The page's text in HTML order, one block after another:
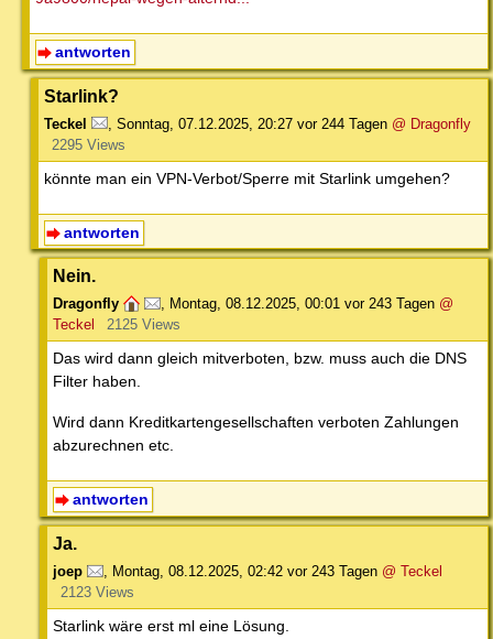
antworten
Starlink?
Teckel Sonntag, 07.12.2025, 20:27 vor 244 Tagen @ Dragonfly
2295 Views
könnte man ein VPN-Verbot/Sperre mit Starlink umgehen?
antworten
Nein.
Dragonfly , Montag, 08.12.2025, 00:01 vor 243 Tagen @
Teckel
2125 Views
Das wird dann gleich mitverboten, bzw. muss auch die DNS
Filter haben.
Wird dann Kreditkartengesellschaften verboten Zahlungen
abzurechnen etc.
antworten
Ja.
joep , Montag, 08.12.2025, 02:42 vor 243 Tagen @ Teckel
2123 Views
Starlink wäre erst ml eine Lösung.